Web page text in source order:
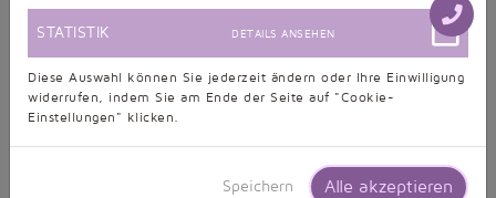
Unsere Leistungen
UNSCHLAGBARE PREISE
ALLE GRÖSSEN EIN PREIS
STATISTIK DETAILS ANSEHEN
Diese Auswahl können Sie jederzeit ändern oder Ihre Einwilligung
widerrufen, indem Sie am Ende der Seite auf "Cookie-
Einstellungen" klicken.
Speichern Alle akzeptieren